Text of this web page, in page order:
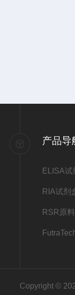
产品导
ELISA试
RIA试剂
RSR原
Copyright ©